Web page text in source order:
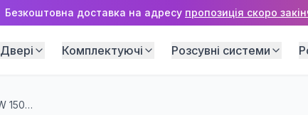
Безкоштовна доставка на адресу пропозиція скоро
Двері Комплектуючі Розсувні системи
Вікно Steko 8S AD NEW 1500×1200 мм (2 стулки + верхня фрамуга)